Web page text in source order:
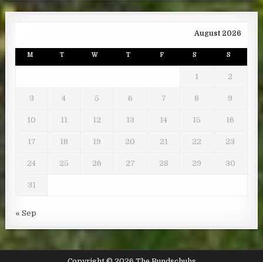
August 2026
M T W T F S S
1 2
3 4 5 6 7 8 9
10 11 12 13 14 15 16
17 18 19 20 21 22 23
24 25 26 27 28 29 30
31
« Sep